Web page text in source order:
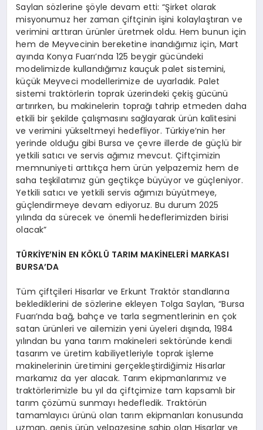
Saylan sözlerine şöyle devam etti: “Şirket olarak
misyonumuz her zaman çiftçinin işini kolaylaştıran ve
verimini arttıran ürünler üretmek oldu. Hem bunun için
hem de Meyvecinin bereketine inandığımız için, Mart
ayında Konya Fuarı’nda 125 beygir gücündeki
modelimizde kullandığımız kauçuk palet sistemini,
küçük Meyveci modellerimize de uyarladık. Palet
sistemi traktörlerin toprak üzerindeki çekiş gücünü
artırırken, bu makinelerin toprağı tahrip etmeden daha
etkili bir şekilde çalışmasını sağlayarak ürün kalitesini
ve verimini yükseltmeyi hedefliyor. Türkiye’nin her
yerinde olduğu gibi Bursa ve çevre illerde de güçlü bir
yetkili satıcı ve servis ağımız mevcut. Çiftçimizin
memnuniyeti arttıkça hem ürün yelpazemiz hem de
saha teşkilatımız gün geçtikçe büyüyor ve güçleniyor.
Yetkili satıcı ve yetkili servis ağımızı büyütmeye,
güçlendirmeye devam ediyoruz. Bu durum 2025
yılında da sürecek ve önemli hedeflerimizden birisi
olacak”
TÜRKİYE’NİN EN KÖKLÜ TARIM MAKİNELERİ MARKASI
BURSA’DA
Tüm çiftçileri Hisarlar ve Erkunt Traktör standlarına
beklediklerini de sözlerine ekleyen Tolga Saylan, “Bursa
Fuarı’nda bağ, bahçe ve tarla segmentlerinin en çok
satan ürünleri ve ailemizin yeni üyeleri dışında, 1984
yılından bu yana tarım makineleri sektöründe kendi
tasarım ve üretim kabiliyetleriyle toprak işleme
makinelerinin üretimini gerçekleştirdiğimiz Hisarlar
markamız da yer alacak. Tarım ekipmanlarımız ve
traktörlerimizle bu yıl da çiftçimize tam kapsamlı bir
tarım çözümü sunmayı hedefledik. Traktörün
tamamlayıcı ürünü olan tarım ekipmanları konusunda
uzman, geniş ürün yelpazesine sahip olan Hisarlar ve